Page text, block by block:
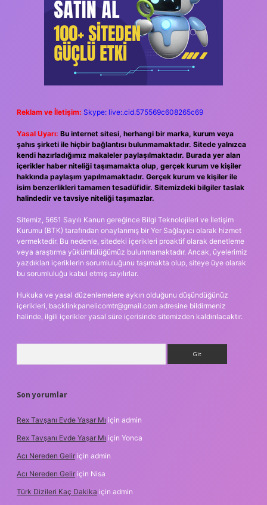
Reklam ve İletişim: Skype: live:.cid.575569c608265c69
Yasal Uyarı: Bu internet sitesi, herhangi bir marka, kurum veya
şahıs şirketi ile hiçbir bağlantısı bulunmamaktadır. Sitede yalnızca
kendi hazırladığımız makaleler paylaşılmaktadır. Burada yer alan
içerikler haber niteliği taşımamakta olup, gerçek kurum ve kişiler
hakkında paylaşım yapılmamaktadır. Gerçek kurum ve kişiler ile
isim benzerlikleri tamamen tesadüfidir. Sitemizdeki bilgiler taslak
halindedir ve tavsiye niteliği taşımazlar.
Sitemiz, 5651 Sayılı Kanun gereğince Bilgi Teknolojileri ve İletişim
Kurumu (BTK) tarafından onaylanmış bir Yer Sağlayıcı olarak hizmet
vermektedir. Bu nedenle, sitedeki içerikleri proaktif olarak denetleme
veya araştırma yükümlülüğümüz bulunmamaktadır. Ancak, üyelerimiz
yazdıkları içeriklerin sorumluluğunu taşımakta olup, siteye üye olarak
bu sorumluluğu kabul etmiş sayılırlar.
Hukuka ve yasal düzenlemelere aykırı olduğunu düşündüğünüz
içerikleri, backlinkpanelicomtr@gmail.com adresine bildirmeniz
halinde, ilgili içerikler yasal süre içerisinde sitemizden kaldırılacaktır.
Son yorumlar
Rex Tavşanı Evde Yaşar Mı için admin
Rex Tavşanı Evde Yaşar Mı için Yonca
Acı Nereden Gelir için admin
Acı Nereden Gelir için Nisa
Türk Dizileri Kaç Dakika için admin